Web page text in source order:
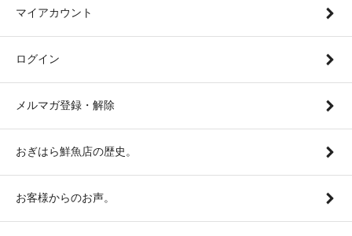
マイアカウント
ログイン
メルマガ登録・解除
おぎはら鮮魚店の歴史。
お客様からのお声。